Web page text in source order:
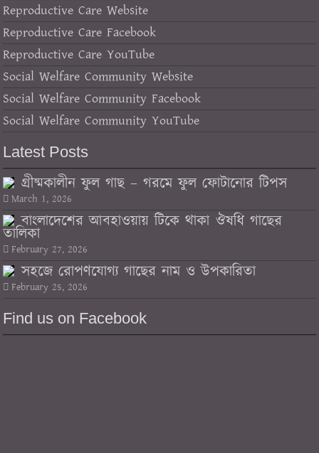
Reproductive Care Website
Reproductive Care Facebook
Reproductive Care YouTube
Social Welfare Community Website
Social Welfare Community Facebook
Social Welfare Community YouTube
Latest Posts
গ্রীষ্মকালীন ফুল গাছ – গরমে ফুল ফোটানোর টিপস
March 1, 2026
বাংলাদেশের আবহাওয়ায় টিকে থাকা ঔষধি গাছের
তালিকা
February 27, 2026
সহজে রোপণযোগ্য গাছের নাম ও উপকারিতা
February 25, 2026
Find us on Facebook